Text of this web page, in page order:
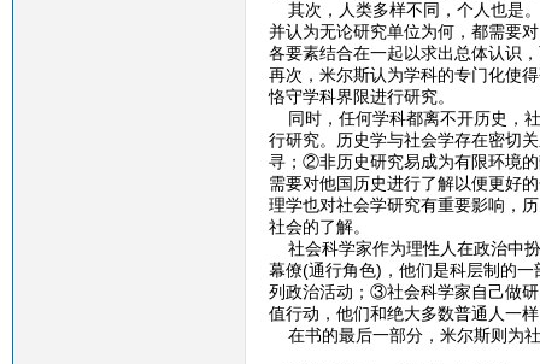
其次，人类多样不同，个人也是
并认为无论研究单位为何，都需要
各要素结合在一起以求出总体认识
再次，米尔斯认为学科的专门化使
恪守学科界限进行研究。
同时，任何学科都离不开历史，
行研究。历史学与社会学存在密切
寻；②非历史研究易成为有限环境
需要对他国历史进行了解以便更好
理学也对社会学研究有重要影响，
社会的了解。
社会科学家作为理性人在政治中
幕僚(通行角色)，他们是科层制的
列政治活动；③社会科学家自己做
值行动，他们和绝大多数普通人一
在书的最后一部分，米尔斯则为